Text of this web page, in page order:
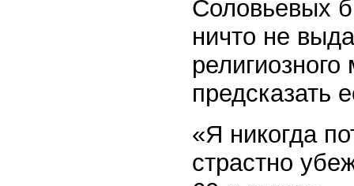
Соловьевых
ничто не
предсказать
«Я никогда
страстно